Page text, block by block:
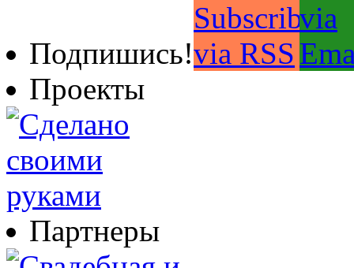
Подпишись!
Проекты
Партнеры